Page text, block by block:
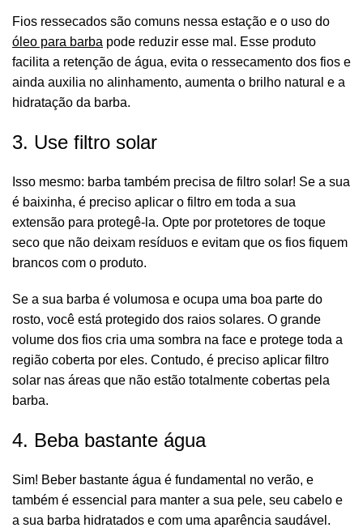
Fios ressecados são comuns nessa estação e o uso do
óleo para barba pode reduzir esse mal. Esse produto
facilita a retenção de água, evita o ressecamento dos fios e
ainda auxilia no alinhamento, aumenta o brilho natural e a
hidratação da barba.
3. Use filtro solar
Isso mesmo: barba também precisa de filtro solar! Se a sua
é baixinha, é preciso aplicar o filtro em toda a sua
extensão para protegê-la. Opte por protetores de toque
seco que não deixam resíduos e evitam que os fios fiquem
brancos com o produto.
Se a sua barba é volumosa e ocupa uma boa parte do
rosto, você está protegido dos raios solares. O grande
volume dos fios cria uma sombra na face e protege toda a
região coberta por eles. Contudo, é preciso aplicar filtro
solar nas áreas que não estão totalmente cobertas pela
barba.
4. Beba bastante água
Sim! Beber bastante água é fundamental no verão, e
também é essencial para manter a sua pele, seu cabelo e
a sua barba hidratados e com uma aparência saudável.